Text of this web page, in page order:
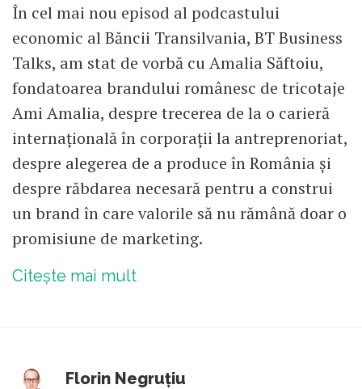
În cel mai nou episod al podcastului
economic al Băncii Transilvania, BT Business
Talks, am stat de vorbă cu Amalia Săftoiu,
fondatoarea brandului românesc de tricotaje
Ami Amalia, despre trecerea de la o carieră
internațională în corporații la antreprenoriat,
despre alegerea de a produce în România și
despre răbdarea necesară pentru a construi
un brand în care valorile să nu rămână doar o
promisiune de marketing.
Citește mai mult
Florin Negruțiu